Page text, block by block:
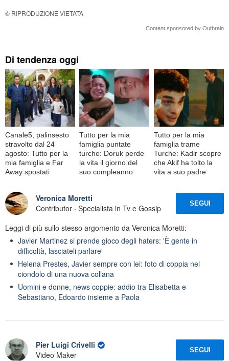
© RIPRODUZIONE VIETATA
Content sponsored by Outbrain
Di tendenza oggi
Canale5, palinsesto
stravolto dal 24
agosto: Tutto per la
mia famiglia e Far
Away spostati
Tutto per la mia
famiglia puntate
turche: Doruk perde
la vita il giorno del
suo compleanno
Tutto per la mia
famiglia trame
Turche: Kadir scopre
che Akif ha tolto la
vita a suo padre
Veronica Moretti
Contributor · Specialista in Tv e Gossip
SEGUI
Leggi di più sullo stesso argomento da Veronica Moretti:
Javier Martinez si prende gioco degli haters: 'È gente in
difficoltà, lasciateli parlare'
Helena Prestes, Javier sempre con lei: foto di coppia nel
ciondolo di una nuova collana
Uomini e donne, news coppie: addio tra Elisabetta e
Sebastiano, Edoardo insieme a Paola
Pier Luigi Crivelli
Video Maker
SEGUI